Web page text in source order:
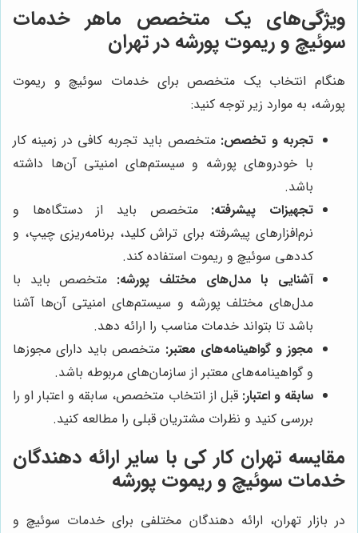
ویژگی‌های یک متخصص ماهر خدمات
سوئیچ و ریموت پورشه در تهران
هنگام انتخاب یک متخصص برای خدمات سوئیچ و ریموت
پورشه، به موارد زیر توجه کنید:
تجربه و تخصص: متخصص باید تجربه کافی در زمینه کار
با خودروهای پورشه و سیستم‌های امنیتی آن‌ها داشته
باشد.
تجهیزات پیشرفته: متخصص باید از دستگاه‌ها و
نرم‌افزارهای پیشرفته برای تراش کلید، برنامه‌ریزی چیپ، و
کددهی سوئیچ و ریموت استفاده کند.
آشنایی با مدل‌های مختلف پورشه: متخصص باید با
مدل‌های مختلف پورشه و سیستم‌های امنیتی آن‌ها آشنا
باشد تا بتواند خدمات مناسب را ارائه دهد.
مجوز و گواهینامه‌های معتبر: متخصص باید دارای مجوزها
و گواهینامه‌های معتبر از سازمان‌های مربوطه باشد.
سابقه و اعتبار: قبل از انتخاب متخصص، سابقه و اعتبار او را
بررسی کنید و نظرات مشتریان قبلی را مطالعه کنید.
مقایسه تهران کار کی با سایر ارائه دهندگان
خدمات سوئیچ و ریموت پورشه
در بازار تهران، ارائه دهندگان مختلفی برای خدمات سوئیچ و